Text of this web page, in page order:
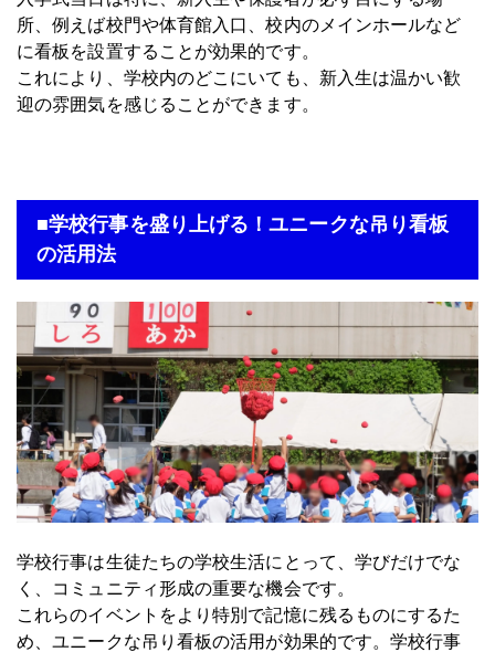
所、例えば校門や体育館入口、校内のメインホールなど
に看板を設置することが効果的です。
これにより、学校内のどこにいても、新入生は温かい歓
迎の雰囲気を感じることができます。
■学校行事を盛り上げる！ユニークな吊り看板
の活用法
学校行事は生徒たちの学校生活にとって、学びだけでな
く、コミュニティ形成の重要な機会です。
これらのイベントをより特別で記憶に残るものにするた
め、ユニークな吊り看板の活用が効果的です。学校行事